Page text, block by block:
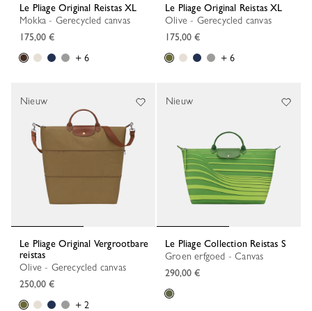
Le Pliage Original Reistas XL
Mokka - Gerecycled canvas
175,00 €
+ 6
Le Pliage Original Reistas XL
Olive - Gerecycled canvas
175,00 €
+ 6
Le Pliage Original Vergrootbare
reistas
Olive - Gerecycled canvas
250,00 €
+ 2
Nieuw
Le Pliage Collection Reistas S
Groen erfgoed - Canvas
290,00 €
Nieuw